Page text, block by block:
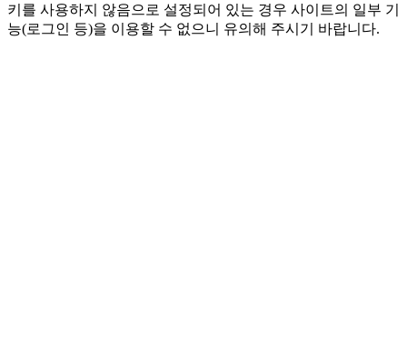
키를 사용하지 않음으로 설정되어 있는 경우 사이트의 일부 기
능(로그인 등)을 이용할 수 없으니 유의해 주시기 바랍니다.